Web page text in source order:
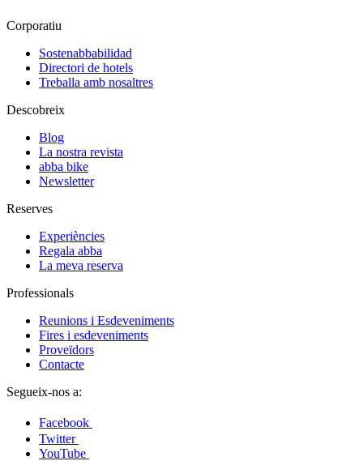
Corporatiu
Sostenabbabilidad
Directori de hotels
Treballa amb nosaltres
Descobreix
Blog
La nostra revista
abba bike
Newsletter
Reserves
Experiències
Regala abba
La meva reserva
Professionals
Reunions i Esdeveniments
Fires i esdeveniments
Proveïdors
Contacte
Segueix-nos a:
Facebook
Twitter
YouTube